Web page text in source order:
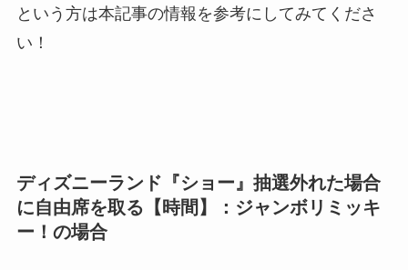
という方は本記事の情報を参考にしてみてくださ
い！
ディズニーランド『ショー』抽選外れた場合
に自由席を取る【時間】：ジャンボリミッキ
ー！の場合